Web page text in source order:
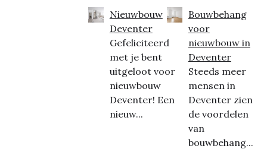
Nieuwbouw
Deventer
Gefeliciteerd
met je bent
uitgeloot voor
nieuwbouw
Deventer! Een
nieuw...
Bouwbehang
voor
nieuwbouw in
Deventer
Steeds meer
mensen in
Deventer zien
de voordelen
van
bouwbehang...